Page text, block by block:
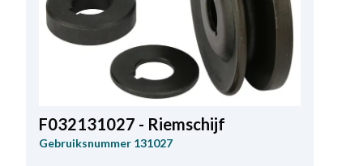
F032131027 - Riemschijf
Gebruiksnummer 131027